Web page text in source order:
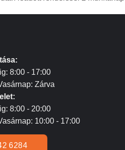
8:00 - 17:00
Zárva
8:00 - 20:00
10:00 - 17:00
6284